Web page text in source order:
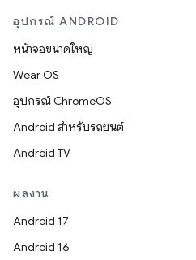
อุปกรณ์ ANDROID
หน้าจอขนาดใหญ่
Wear OS
อุปกรณ์ ChromeOS
Android สำหรับรถยนต์
Android TV
ผลงาน
Android 17
Android 16